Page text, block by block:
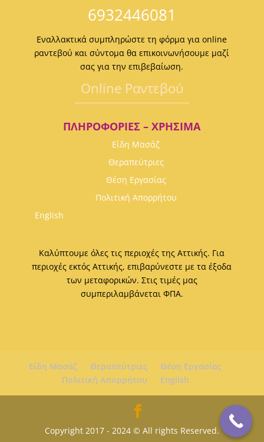
6932446081
Εναλλακτικά συμπληρώστε τη φόρμα για online
ραντεβού και σύντομα θα επικοινωνήσουμε μαζί
σας για την επιβεβαίωση.
Οnline Ραντεβού
ΠΛΗΡΟΦΟΡΊΕΣ – ΧΡΉΣΙΜΑ
Είδη Μασάζ
Θεραπεύτριες
Θέση Εργασίας
Πολιτική Απορρήτου
English
Καλύπτουμε όλες τις περιοχές της Αττικής. Για
περιοχές εκτός Αττικής, επιβαρύνεστε με τα έξοδα
των μεταφορικών. Στις τιμές μας
συμπεριλαμβάνεται ΦΠΑ.
Είδη Μασάζ Θεραπεύτριες
Θέση Εργασίας
Πολιτική Απορρήτου
English
Copyright 2017 - 2024 © All rights Reserved.